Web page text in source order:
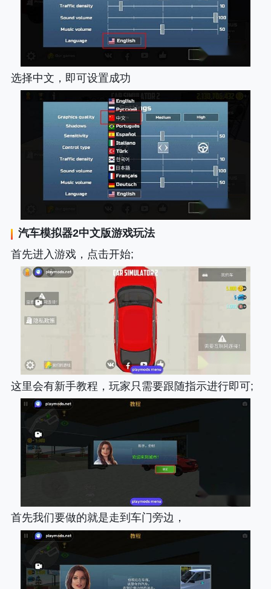
选择中文，即可设置成功
汽车模拟器2中文版游戏玩法
首先进入游戏，点击开始;
这里会有新手教程，玩家只需要跟随指示进行即可;
首先我们要做的就是走到车门旁边，